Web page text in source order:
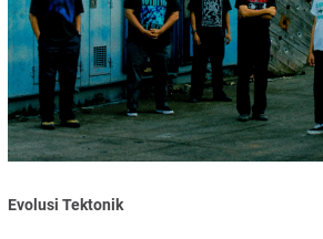
Evolusi Tektonik